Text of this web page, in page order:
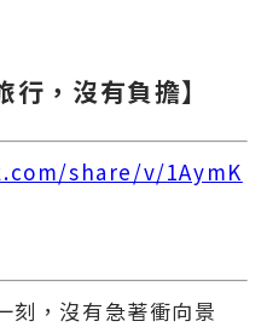
，沒有負擔】
share/v/1AymK
刻，沒有急著衝向景